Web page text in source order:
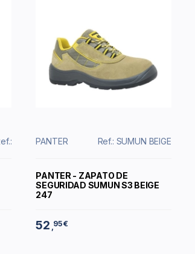
PANTER Ref.: SUMUN BEIGE
PANTER - ZAPATO DE
SEGURIDAD SUMUN S3 BEIGE
247
52 95 €